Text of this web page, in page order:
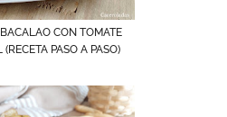
CON TOMATE
(RECETA PASO A PASO)